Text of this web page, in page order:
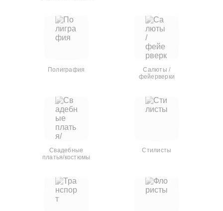
Полиграфия
Салюты /
фейерверки
Свадебные
платья/костюмы
Стилисты